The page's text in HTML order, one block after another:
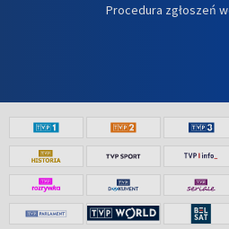
Procedura zgłoszeń